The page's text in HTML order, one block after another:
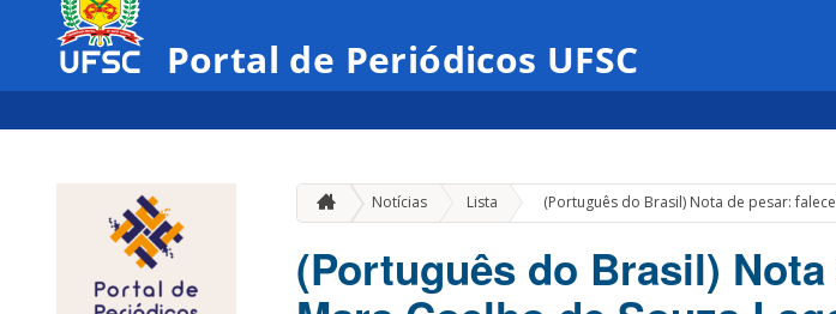
Portal de Periódicos UFSC
Notícias Lista » (Português do Brasil) Nota de pesar:
(Português do Brasil)